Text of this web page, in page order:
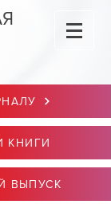
КНИГИ
ВЫПУСК